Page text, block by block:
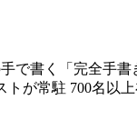
書く「完全手
が常駐 700名以